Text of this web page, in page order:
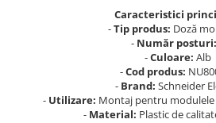
Caracteristici
-Tip produs: Doză
- Număr posturi:
-Culoare: Alb
-Cod produs:
- Brand: Schneider
- Utilizare: Montaj pentru modulele
- Material: Plastic de